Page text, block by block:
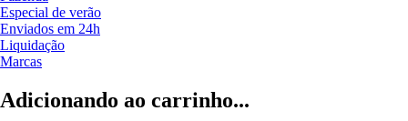
Especial de verão
Enviados em 24h
Liquidação
Marcas
Adicionando ao carrinho...